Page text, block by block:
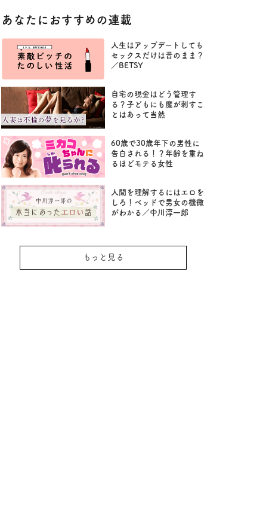
あなたにおすすめの連載
人生はアップデートしても
セックスだけは昔のまま？
／BETSY
自宅の現金はどう管理す
る？子どもにも魔が刺すこ
とはあって当然
60歳で30歳年下の男性に
告白される！？年齢を重ね
るほどモテる女性
人間を理解するにはエロを
しろ！ベッドで男女の機微
がわかる／中川淳一郎
もっと見る